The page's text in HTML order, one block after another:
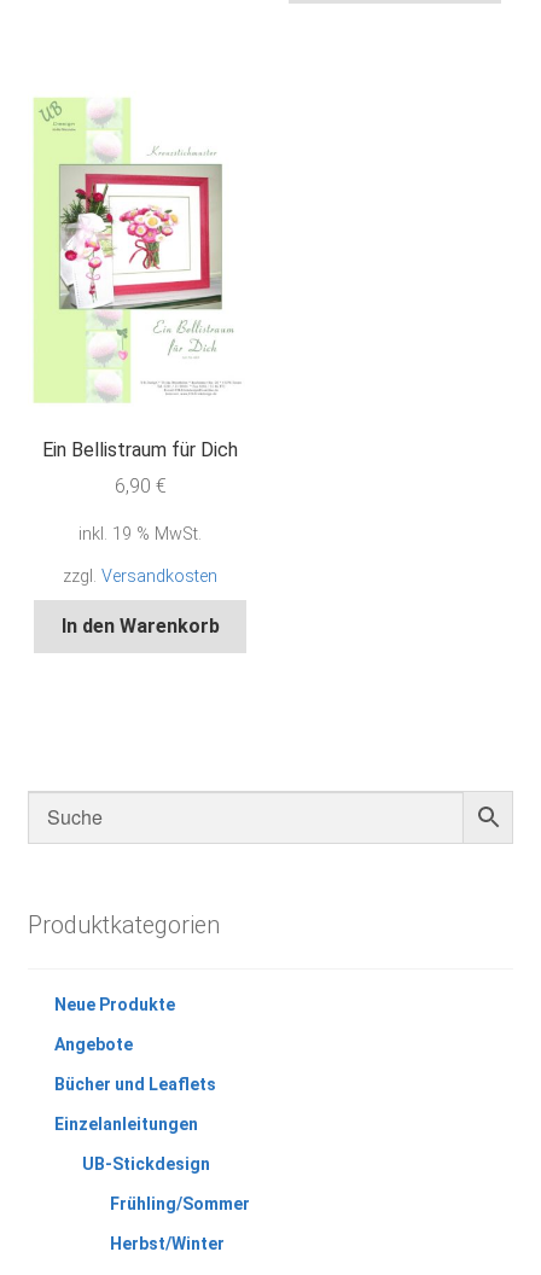
Ein Bellistraum für Dich
6,90 €
inkl. 19 % MwSt.
zzgl.Versandkosten
In den Warenkorb
Produktkategorien
Neue Produkte
Angebote
Bücher und Leaflets
Einzelanleitungen
UB-Stickdesign
Frühling/Sommer
Herbst/Winter